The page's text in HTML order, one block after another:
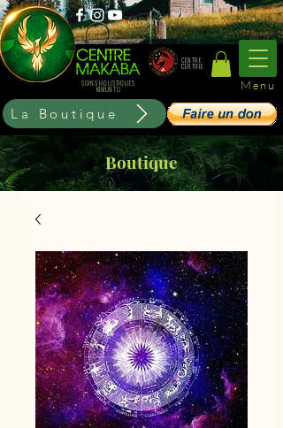
Menu
CENTRE
CERTIFIE
SOINS HOLISTIQUES
KIMUNTU
La Boutique
Boutique